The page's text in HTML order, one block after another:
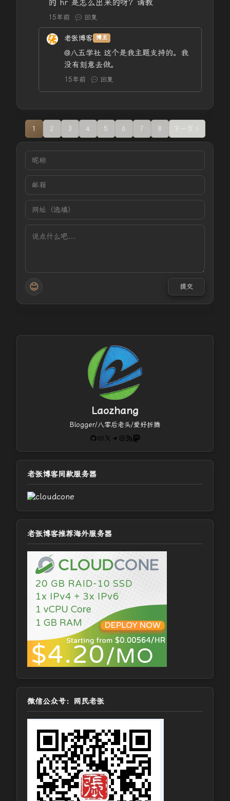
的 hr 是怎么出来的呀？请教
15年前 回复
老张博客 博主
@八五学社 这个是我主题支持的。我
没有刻意去做。
15年前 回复
1 2 3 4 5 6 7 8 下一页
😊 提交
Laozhang
Blogger/八零后老头/爱好折腾
GitHub
电子邮件 X Telegram
Instagram
RSS FeedMastodon
老张博客同款服务器
老张博客推荐海外服务器
微信公众号：网民老张